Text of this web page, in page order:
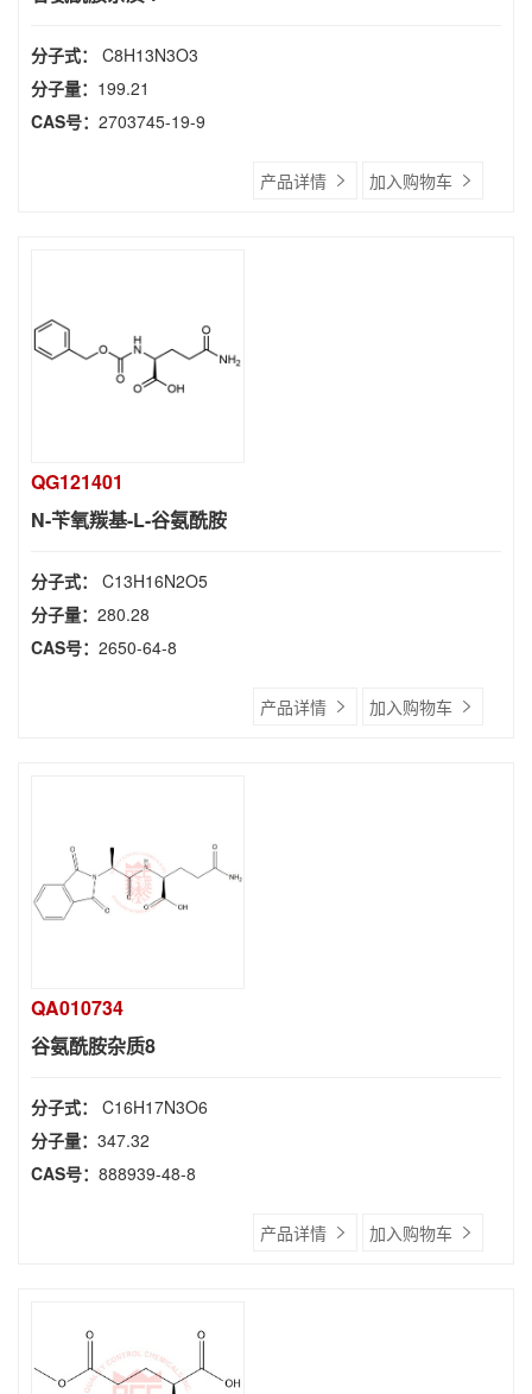
分子式： C8H13N3O3
分子量： 199.21
CAS号： 2703745-19-9
产品详情 加入购物车
QG121401
N-苄氧羰基-L-谷氨酰胺
分子式： C13H16N2O5
分子量： 280.28
CAS号： 2650-64-8
产品详情 加入购物车
QA010734
谷氨酰胺杂质8
分子式： C16H17N3O6
分子量： 347.32
CAS号： 888939-48-8
产品详情 加入购物车